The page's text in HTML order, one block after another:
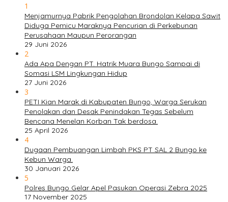
1
Menjamurnya Pabrik Pengolahan Brondolan Kelapa Sawit
Diduga Pemicu Maraknya Pencurian di Perkebunan
Perusahaan Maupun Perorangan
29 Juni 2026
2
Ada Apa Dengan PT. Hatrik Muara Bungo Sampai di
Somasi LSM Lingkungan Hidup
27 Juni 2026
3
PETI Kian Marak di Kabupaten Bungo, Warga Serukan
Penolakan dan Desak Penindakan Tegas Sebelum
Bencana Menelan Korban Tak berdosa.
25 April 2026
4
Dugaan Pembuangan Limbah PKS PT SAL 2 Bungo ke
Kebun Warga.
30 Januari 2026
5
Polres Bungo Gelar Apel Pasukan Operasi Zebra 2025
17 November 2025